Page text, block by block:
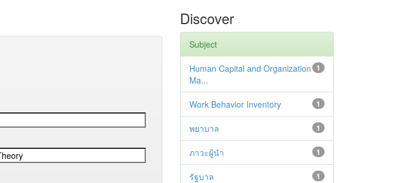
Discover
Subject
1
Human Capital and Organization
Ma...
1
Work Behavior Inventory
1
พยาบาล
1
ภาวะผู้นำ
1
รัฐบาล